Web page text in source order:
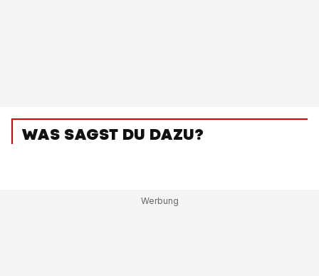
WAS SAGST DU DAZU?